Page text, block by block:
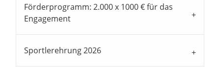
Förderprogramm: 2.000 x 1000 € für das
Engagement
Sportlerehrung 2026